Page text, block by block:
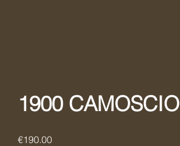
1900 CAMOSCIO
€190.00Price